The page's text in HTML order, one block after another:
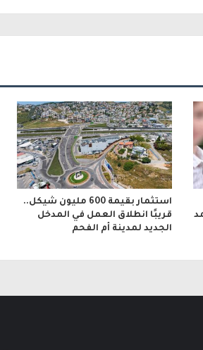
استثمار بقيمة 600 مليون شيكل..
قريبًا انطلاق العمل في المدخل
الجديد لمدينة أم الفحم